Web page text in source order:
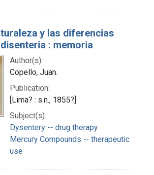
y las diferencias
: memoria
Author(s):
Copello, Juan.
Publication:
[Lima? : s.n., 1855?]
Subject(s):
Dysentery -- drug therapy
Mercury Compounds -- therapeutic
use